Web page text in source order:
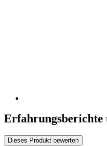
Dieses Produkt bewerten